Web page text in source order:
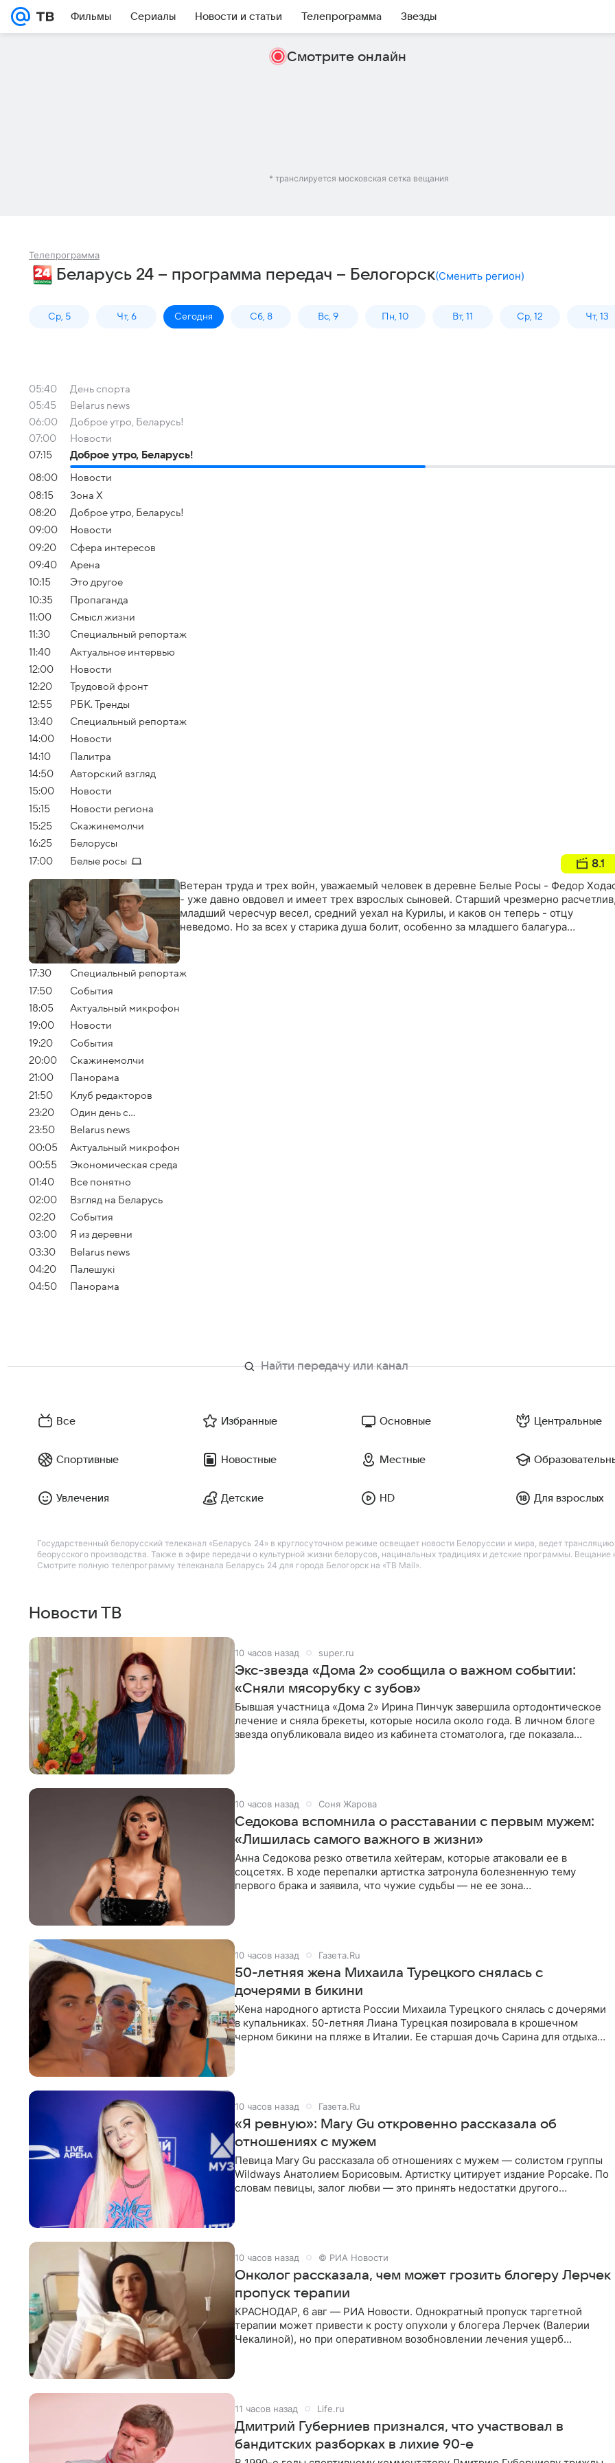
Фильмы Сериалы Новости и статьи Телепрограмма Звезды
Смотрите онлайн
* транслируется московская сетка вещания
Телепрограмма
Беларусь 24 – программа передач – Белогорск(Сменить регион)
Ср, 5 Чт, 6 Сегодня Сб, 8 Вс, 9 Пн, 10 Вт, 11 Ср, 12 Чт, 13
05:40
День спорта
05:45
Belarus news
06:00
Доброе утро, Беларусь!
07:00
Новости
07:15
Доброе утро, Беларусь!
08:00
Новости
08:15
Зона Х
08:20
Доброе утро, Беларусь!
09:00
Новости
09:20
Сфера интересов
09:40
Арена
10:15
Это другое
10:35
Пропаганда
11:00
Смысл жизни
11:30
Специальный репортаж
11:40
Актуальное интервью
12:00
Новости
12:20
Трудовой фронт
12:55
РБК. Тренды
13:40
Специальный репортаж
14:00
Новости
14:10
Палитра
14:50
Авторский взгляд
15:00
Новости
15:15
Новости региона
15:25
Скажинемолчи
16:25
Белорусы
17:00
Белые росы 8.1
Ветеран труда и трех войн, уважаемый человек в деревне Белые Росы - Федор
- уже давно овдовел и имеет трех взрослых сыновей. Старший чрезмерно
младший чересчур весел, средний уехал на Курилы, и каков он теперь - отцу
неведомо. Но за всех у старика душа болит, особенно за младшего балагура…
17:30
Специальный репортаж
17:50
События
18:05
Актуальный микрофон
19:00
Новости
19:20
События
20:00
Скажинемолчи
21:00
Панорама
21:50
Клуб редакторов
23:20
Один день с...
23:50
Belarus news
00:05
Актуальный микрофон
00:55
Экономическая среда
01:40
Все понятно
02:00
Взгляд на Беларусь
02:20
События
03:00
Я из деревни
03:30
Belarus news
04:20
Палешукi
04:50
Панорама
Все Избранные Основные Центральные
Спортивные Новостные Местные
Увлечения Детские HD Для взрослых
Государственный белорусский телеканал «Беларусь 24» в круглосуточном режиме освещает новости Белоруссии и мира, ведет
беорусского производства. Также в эфире передачи о культурной жизни белорусов, нацинальных традициях и детские программы.
Смотрите полную телепрограмму телеканала Беларусь 24 для города Белогорск на «ТВ Mail».
Новости ТВ
10 часов назад super.ru
Экс-звезда «Дома 2» сообщила о важном событии:
«Сняли мясорубку с зубов»
Бывшая участница «Дома 2» Ирина Пинчук завершила ортодонтическое
лечение и сняла брекеты, которые носила около года. В личном блоге
звезда опубликовала видео из кабинета стоматолога, где показала
10 часов назад Соня Жарова
Седокова вспомнила о расставании с первым мужем:
«Лишилась самого важного в жизни»
Анна Седокова резко ответила хейтерам, которые атаковали ее в
соцсетях. В ходе перепалки артистка затронула болезненную тему
первого брака и заявила, что чужие судьбы — не ее зона
10 часов назад Газета.Ru
50-летняя жена Михаила Турецкого снялась с
дочерями в бикини
Жена народного артиста России Михаила Турецкого снялась с дочерями
в купальниках. 50-летняя Лиана Турецкая позировала в крошечном
черном бикини на пляже в Италии. Ее старшая дочь Сарина для отдыха
10 часов назад Газета.Ru
«Я ревную»: Mary Gu откровенно рассказала об
отношениях с мужем
Певица Mary Gu рассказала об отношениях с мужем — солистом группы
Wildways Анатолием Борисовым. Артистку цитирует издание Popcake. По
словам певицы, залог любви — это принять недостатки другого
10 часов назад © РИА Новости
Онколог рассказала, чем может грозить блогеру Лерчек
пропуск терапии
КРАСНОДАР, 6 авг — РИА Новости. Однократный пропуск таргетной
терапии может привести к росту опухоли у блогера Лерчек (Валерии
Чекалиной), но при оперативном возобновлении лечения ущерб
11 часов назад Life.ru
Дмитрий Губерниев признался, что участвовал в
бандитских разборках в лихие 90-е